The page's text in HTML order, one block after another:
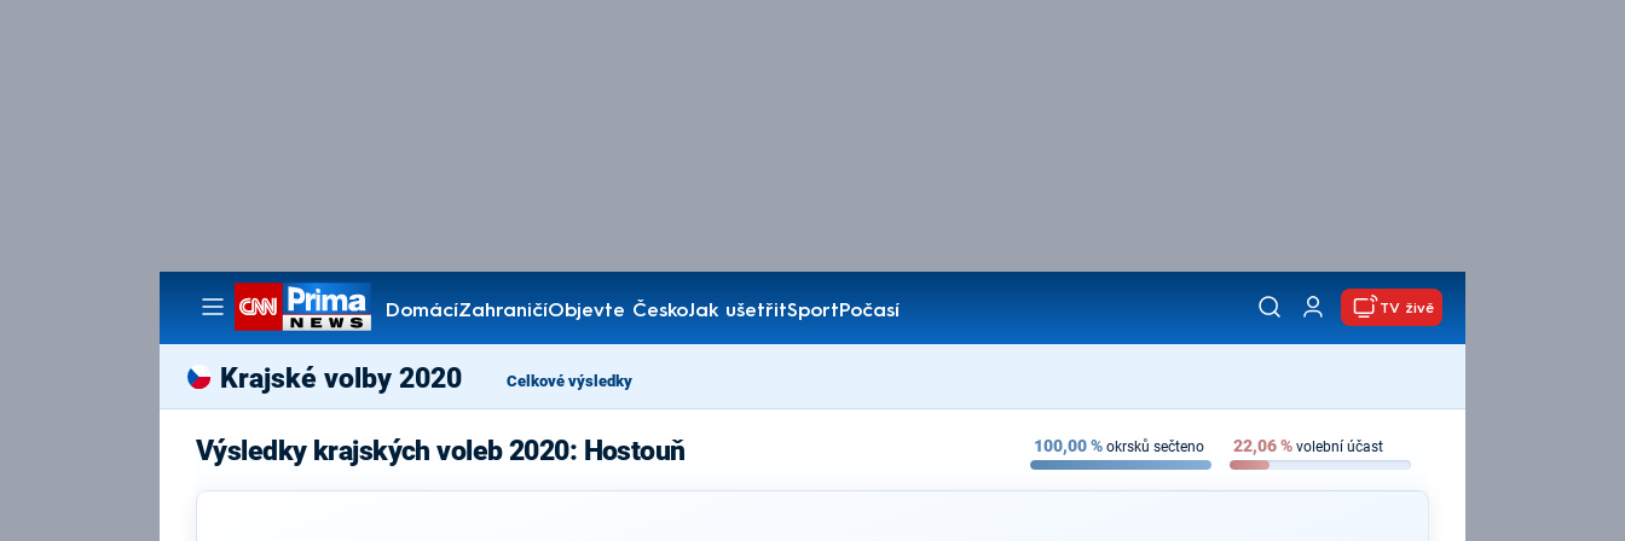
DomácíZahraničíObjevte ČeskoJak ušetřitSportPočasí
Pořady
TV živě
Krajské volby 2020 Celkové výsledky
Výsledky krajských voleb 2020: Hostouň 100,00% okrsků sečteno 22,06% volební účast